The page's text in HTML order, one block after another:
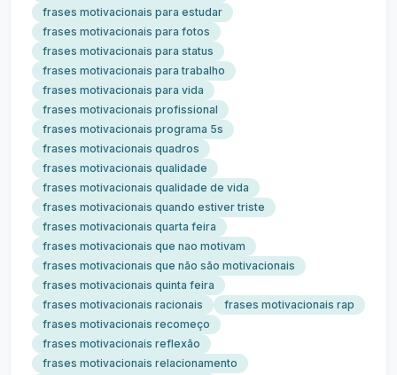
frases motivacionais para estudar
frases motivacionais para fotos
frases motivacionais para status
frases motivacionais para trabalho
frases motivacionais para vida
frases motivacionais profissional
frases motivacionais programa 5s
frases motivacionais quadros
frases motivacionais qualidade
frases motivacionais qualidade de vida
frases motivacionais quando estiver triste
frases motivacionais quarta feira
frases motivacionais que nao motivam
frases motivacionais que não são motivacionais
frases motivacionais quinta feira
frases motivacionais racionais
frases motivacionais rap
frases motivacionais recomeço
frases motivacionais reflexão
frases motivacionais relacionamento